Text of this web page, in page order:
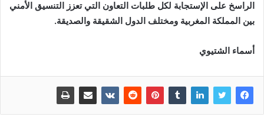
الراسخ على الإستجابة لكل طلبات التعاون التي تعزز التنسيق الأمني
بين المملكة المغربية ومختلف الدول الشقيقة والصديقة.
أسماء الشتيوي